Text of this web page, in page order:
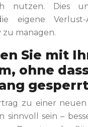
nutzen. Dies
eigene
zu managen.
Sie mit
ohne
zu einer
sinnvoll sein –